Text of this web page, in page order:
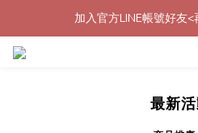
加入會員贈$50購
加入官方LINE帳號好友
最新